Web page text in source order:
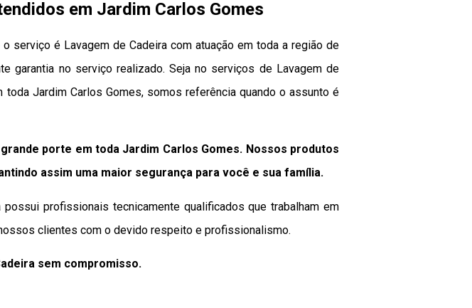
em Jardim Carlos Gomes
serviço é Lavagem de Cadeira com atuação em toda a região de
garantia no serviço realizado. Seja no serviços de Lavagem de
Jardim Carlos Gomes, somos referência quando o assunto é
porte em toda Jardim Carlos Gomes. Nossos produtos
assim uma maior segurança para você e sua família.
profissionais tecnicamente qualificados que trabalham em
clientes com o devido respeito e profissionalismo.
sem compromisso.